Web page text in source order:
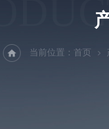
当前位置： 首页